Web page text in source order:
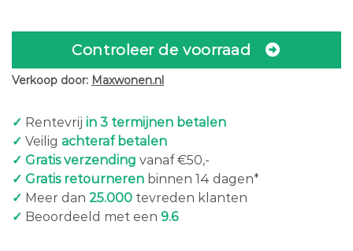
Controleer de voorraad
Verkoop door: Maxwonen.nl
✓ Rentevrij in 3 termijnen betalen
✓ Veilig achteraf betalen
✓ Gratis verzending vanaf €50,-
✓ Gratis retourneren binnen 14 dagen*
✓ Meer dan 25.000 tevreden klanten
✓ Beoordeeld met een 9.6